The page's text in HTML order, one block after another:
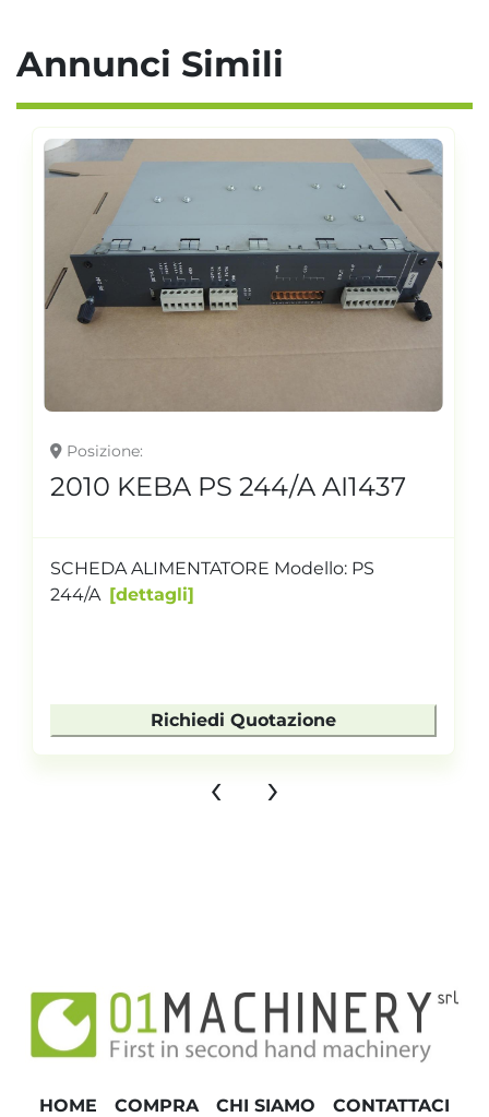
Annunci Simili
Posizione
2010 KEBA PS 244/A AI1437
SCHEDA ALIMENTATORE Modello: PS
244/A
dettagli
Richiedi Quotazione
‹ ›
HOME COMPRA CHI SIAMO CONTATTACI